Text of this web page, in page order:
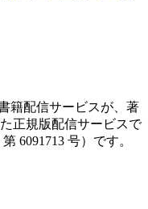
籍配信サービスが、著
正規版配信サービスで
6091713 号）です。